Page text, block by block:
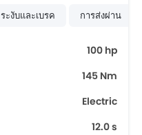
ระงับและเบรค การส่งผ่าน
100 hp
145 Nm
Electric
12.0 s